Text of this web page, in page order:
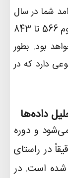
شما در سال
اول تحصیل 505 تا 784 یورو، در سال دوم 566 تا 843
625 تا 922 یورو خواهد بود. بطور
دارد که در
داده‌ها
قرن 21 شناخته می‌شود و دوره
در راستای
است. در